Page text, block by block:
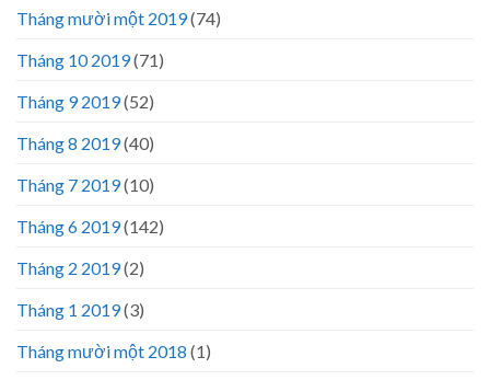
Tháng mười một 2019(74)
Tháng 10 2019(71)
Tháng 9 2019(52)
Tháng 8 2019(40)
Tháng 7 2019(10)
Tháng 6 2019(142)
Tháng 2 2019(2)
Tháng 1 2019(3)
Tháng mười một 2018 (1)